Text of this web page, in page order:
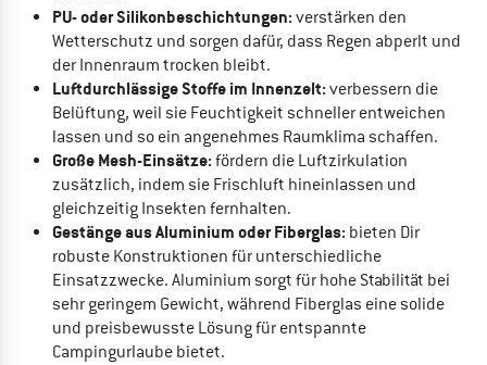
PU- oder Silikonbeschichtungen:verstärken den
Wetterschutz und sorgen dafür, dass Regen abperlt und
der Innenraum trocken bleibt.
Luftdurchlässige Stoffe im Innenzelt:verbessern die
Belüftung, weil sie Feuchtigkeit schneller entweichen
lassen und so ein angenehmes Raumklima schaffen.
Große Mesh-Einsätze:fördern die Luftzirkulation
zusätzlich, indem sie Frischluft hineinlassen und
gleichzeitig Insekten fernhalten.
Gestänge aus Aluminium oder Fiberglas:bieten Dir
robuste Konstruktionen für unterschiedliche
Einsatzzwecke. Aluminium sorgt für hohe Stabilität bei
sehr geringem Gewicht, während Fiberglas eine solide
und preisbewusste Lösung für entspannte
Campingurlaube bietet.